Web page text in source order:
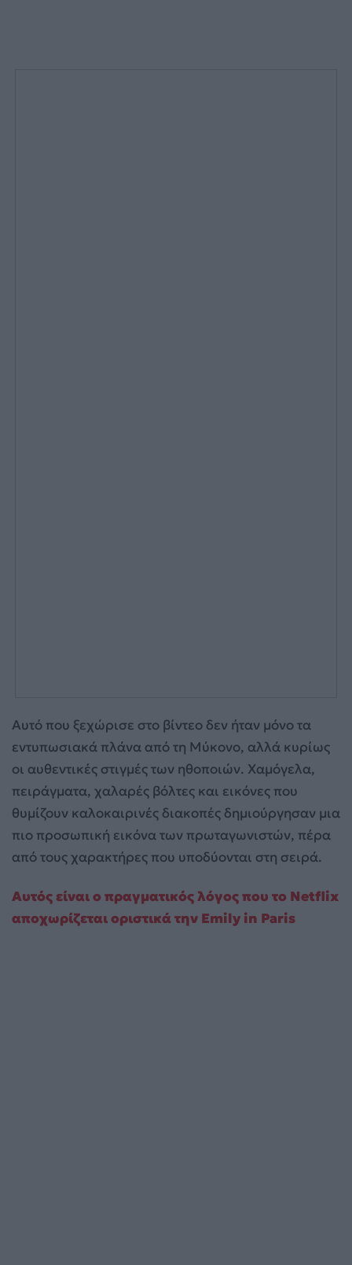
Αυτό που ξεχώρισε στο βίντεο δεν ήταν μόνο τα
εντυπωσιακά πλάνα από τη Μύκονο, αλλά κυρίως
οι αυθεντικές στιγμές των ηθοποιών. Χαμόγελα,
πειράγματα, χαλαρές βόλτες και εικόνες που
θυμίζουν καλοκαιρινές διακοπές δημιούργησαν μια
πιο προσωπική εικόνα των πρωταγωνιστών, πέρα
από τους χαρακτήρες που υποδύονται στη σειρά.
Αυτός είναι ο πραγματικός λόγος που το Netflix
αποχωρίζεται οριστικά την Emily in Paris